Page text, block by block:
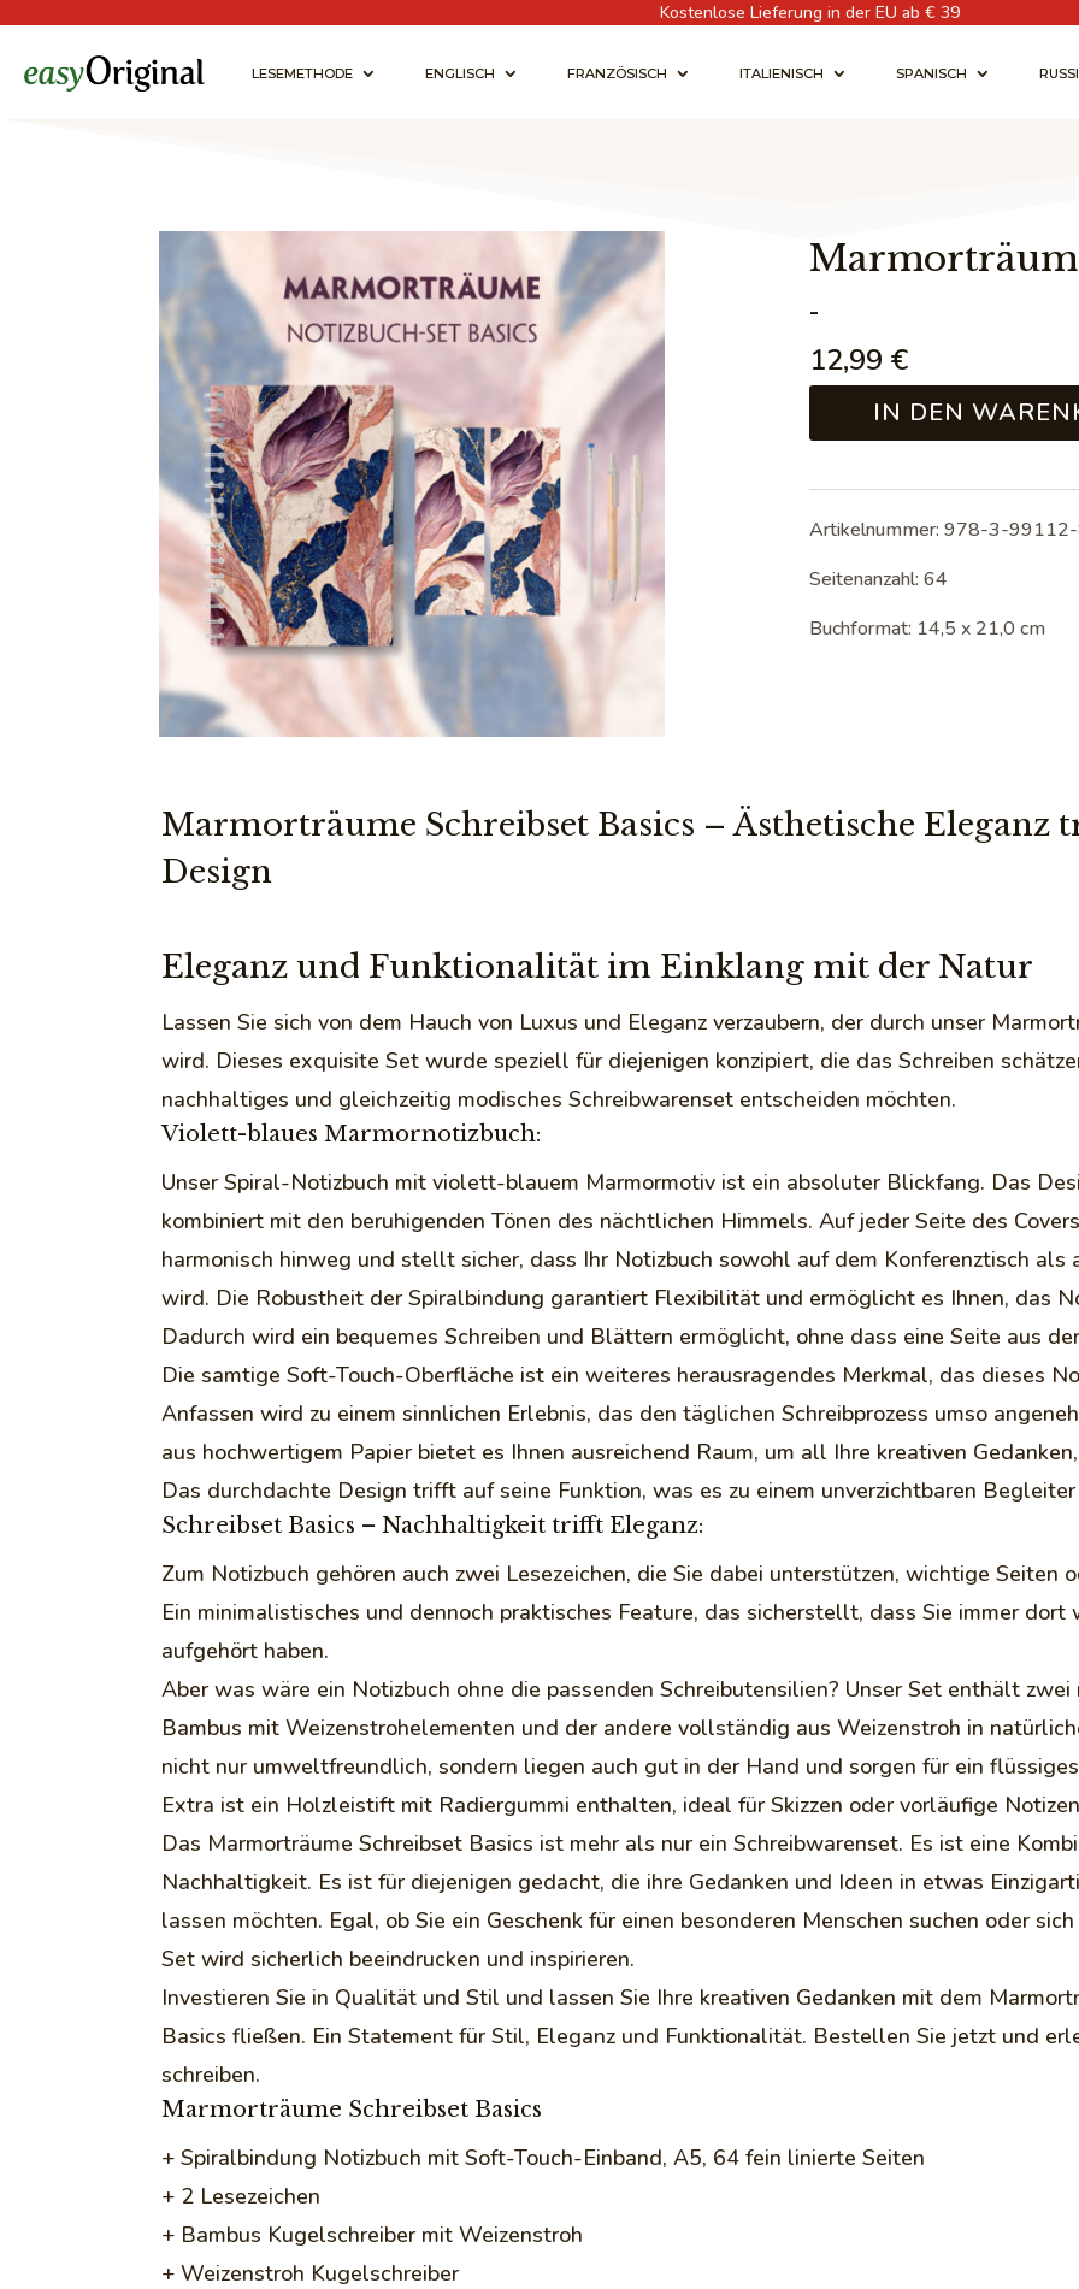
Kostenlose Lieferung in der EU ab € 39
LESEMETHODE ENGLISCH FRANZÖSISCH ITALIENISCH SPANISCH
-
12,99 €
IN DEN
Artikelnummer: 978-3-
Seitenanzahl: 64
Buchformat: 14,5 x 21,0 cm
Marmorträume Schreibset Basics – Ästhetische Eleganz
Design
Eleganz und Funktionalität im Einklang mit der Natur
Lassen Sie sich von dem Hauch von Luxus und Eleganz verzaubern, der durch unser
wird. Dieses exquisite Set wurde speziell für diejenigen konzipiert, die das Schreiben
nachhaltiges und gleichzeitig modisches Schreibwarenset entscheiden möchten.
Violett-blaues Marmornotizbuch:
Unser Spiral-Notizbuch mit violett-blauem Marmormotiv ist ein absoluter Blickfang. Das
kombiniert mit den beruhigenden Tönen des nächtlichen Himmels. Auf jeder Seite des
harmonisch hinweg und stellt sicher, dass Ihr Notizbuch sowohl auf dem Konferenztisch als
wird. Die Robustheit der Spiralbindung garantiert Flexibilität und ermöglicht es Ihnen, das
Dadurch wird ein bequemes Schreiben und Blättern ermöglicht, ohne dass eine Seite aus
Die samtige Soft-Touch-Oberfläche ist ein weiteres herausragendes Merkmal, das dieses
Anfassen wird zu einem sinnlichen Erlebnis, das den täglichen Schreibprozess umso
aus hochwertigem Papier bietet es Ihnen ausreichend Raum, um all Ihre kreativen
Das durchdachte Design trifft auf seine Funktion, was es zu einem unverzichtbaren
Schreibset Basics – Nachhaltigkeit trifft Eleganz:
Zum Notizbuch gehören auch zwei Lesezeichen, die Sie dabei unterstützen, wichtige Seiten
Ein minimalistisches und dennoch praktisches Feature, das sicherstellt, dass Sie immer dort
aufgehört haben.
Aber was wäre ein Notizbuch ohne die passenden Schreibutensilien? Unser Set enthält
Bambus mit Weizenstrohelementen und der andere vollständig aus Weizenstroh in
nicht nur umweltfreundlich, sondern liegen auch gut in der Hand und sorgen für ein
Extra ist ein Holzleistift mit Radiergummi enthalten, ideal für Skizzen oder vorläufige
Das Marmorträume Schreibset Basics ist mehr als nur ein Schreibwarenset. Es ist eine
Nachhaltigkeit. Es ist für diejenigen gedacht, die ihre Gedanken und Ideen in etwas
lassen möchten. Egal, ob Sie ein Geschenk für einen besonderen Menschen suchen oder
Set wird sicherlich beeindrucken und inspirieren.
Investieren Sie in Qualität und Stil und lassen Sie Ihre kreativen Gedanken mit dem
Basics fließen. Ein Statement für Stil, Eleganz und Funktionalität. Bestellen Sie jetzt und
schreiben.
Marmorträume Schreibset Basics
+ Spiralbindung Notizbuch mit Soft-Touch-Einband, A5, 64 fein linierte Seiten
+ 2 Lesezeichen
+ Bambus Kugelschreiber mit Weizenstroh
+ Weizenstroh Kugelschreiber